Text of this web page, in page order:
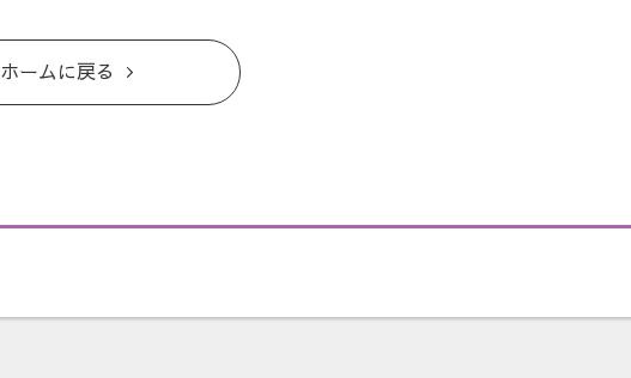
ホームに戻る